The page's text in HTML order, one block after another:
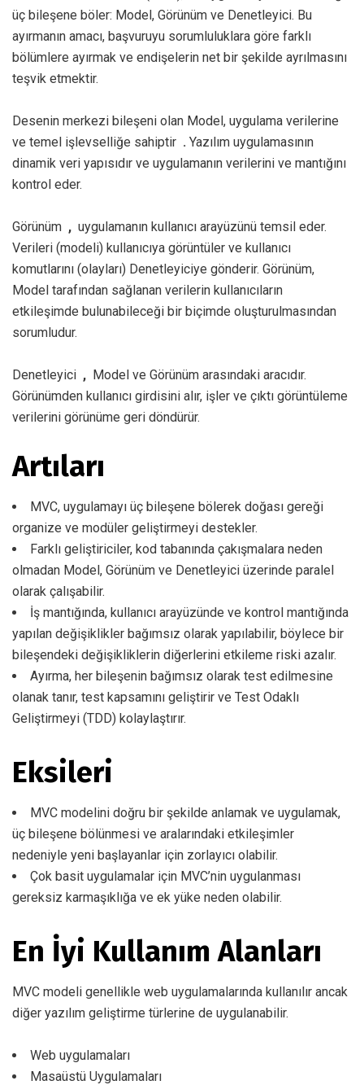
üç bileşene böler: Model, Görünüm ve Denetleyici. Bu
ayırmanın amacı, başvuruyu sorumluluklara göre farklı
bölümlere ayırmak ve endişelerin net bir şekilde ayrılmasını
teşvik etmektir.
Desenin merkezi bileşeni olan Model, uygulama verilerine
ve temel işlevselliğe sahiptir . Yazılım uygulamasının
dinamik veri yapısıdır ve uygulamanın verilerini ve mantığını
kontrol eder.
Görünüm , uygulamanın kullanıcı arayüzünü temsil eder.
Verileri (modeli) kullanıcıya görüntüler ve kullanıcı
komutlarını (olayları) Denetleyiciye gönderir. Görünüm,
Model tarafından sağlanan verilerin kullanıcıların
etkileşimde bulunabileceği bir biçimde oluşturulmasından
sorumludur.
Denetleyici , Model ve Görünüm arasındaki aracıdır.
Görünümden kullanıcı girdisini alır, işler ve çıktı görüntüleme
verilerini görünüme geri döndürür.
Artıları
MVC, uygulamayı üç bileşene bölerek doğası gereği
organize ve modüler geliştirmeyi destekler.
Farklı geliştiriciler, kod tabanında çakışmalara neden
olmadan Model, Görünüm ve Denetleyici üzerinde paralel
olarak çalışabilir.
İş mantığında, kullanıcı arayüzünde ve kontrol mantığında
yapılan değişiklikler bağımsız olarak yapılabilir, böylece bir
bileşendeki değişikliklerin diğerlerini etkileme riski azalır.
Ayırma, her bileşenin bağımsız olarak test edilmesine
olanak tanır, test kapsamını geliştirir ve Test Odaklı
Geliştirmeyi (TDD) kolaylaştırır.
Eksileri
MVC modelini doğru bir şekilde anlamak ve uygulamak,
üç bileşene bölünmesi ve aralarındaki etkileşimler
nedeniyle yeni başlayanlar için zorlayıcı olabilir.
Çok basit uygulamalar için MVC’nin uygulanması
gereksiz karmaşıklığa ve ek yüke neden olabilir.
En İyi Kullanım Alanları
MVC modeli genellikle web uygulamalarında kullanılır ancak
diğer yazılım geliştirme türlerine de uygulanabilir.
Web uygulamaları
Masaüstü Uygulamaları